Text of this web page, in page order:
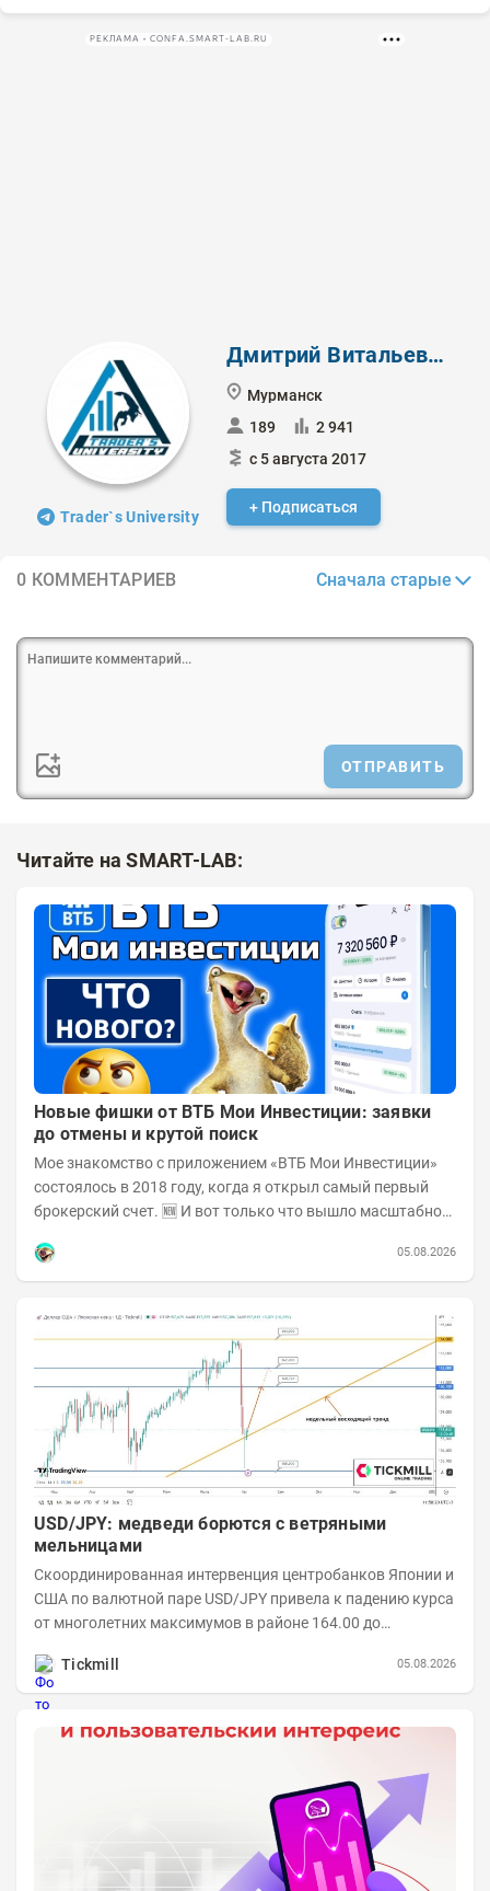
РЕКЛАМА • CONFA.SMART-LAB.RU
Trader`s University
Дмитрий Витальевич
Мурманск
189
2 941
с 5 августа 2017
+ Подписаться
0 КОММЕНТАРИЕВ Сначала старые
ОТПРАВИТЬ
Читайте на SMART-LAB:
Новые фишки от ВТБ Мои Инвестиции: заявки
до отмены и крутой поиск
Мое знакомство с приложением «ВТБ Мои Инвестиции»
состоялось в 2018 году, когда я открыл самый первый
брокерский счет. 🆕 И вот только что вышло масштабное
05.08.2026
USD/JPY: медведи борются с ветряными
мельницами
Скоординированная интервенция центробанков Японии и
США по валютной паре USD/JPY привела к падению курса
от многолетних максимумов в районе 164.00 до
Tickmill
05.08.2026